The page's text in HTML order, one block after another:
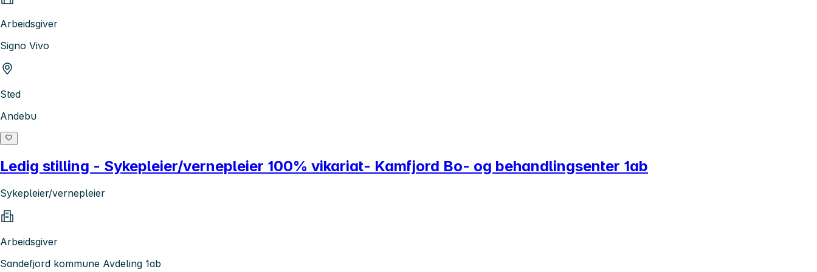
Arbeidsgiver
Signo Vivo
Sted
Andebu
Ledig stilling - Sykepleier/vernepleier 100% vikariat- Kamfjord Bo- og behandlingsenter 1ab
Sykepleier/vernepleier
Arbeidsgiver
Sandefjord kommune Avdeling 1ab